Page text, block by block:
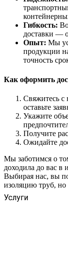
Гибкость:
доставки —
Опыт: Мы
продукции
точность
Как оформить
Свяжитесь
оставьте
Укажите
Получите
Ожидайте
Мы заботимся о
доходила до вас в
Выбирая нас, вы
изоляцию труб, но
Услуги